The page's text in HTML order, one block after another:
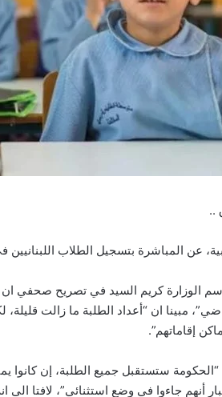
..
عن المباشرة بتسجيل الطلاب
الوزارة كريم السيد في تصريح صحفي ان
مبينا ان “أعداد الطلبة ما زالت قليلة،
إقاماتهم”.
ستستقبل جميع الطلبة، إن كانوا
أنهم جاءوا في وضع استثنائي”، لافتا الى